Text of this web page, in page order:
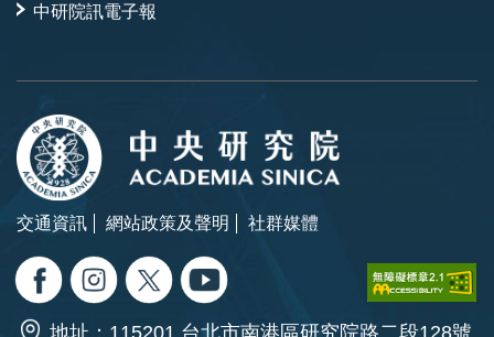
中研院訊電子報
交通資訊 網站政策及聲明 社群媒體
地址：115201 台北市南港區研究院路二段128號